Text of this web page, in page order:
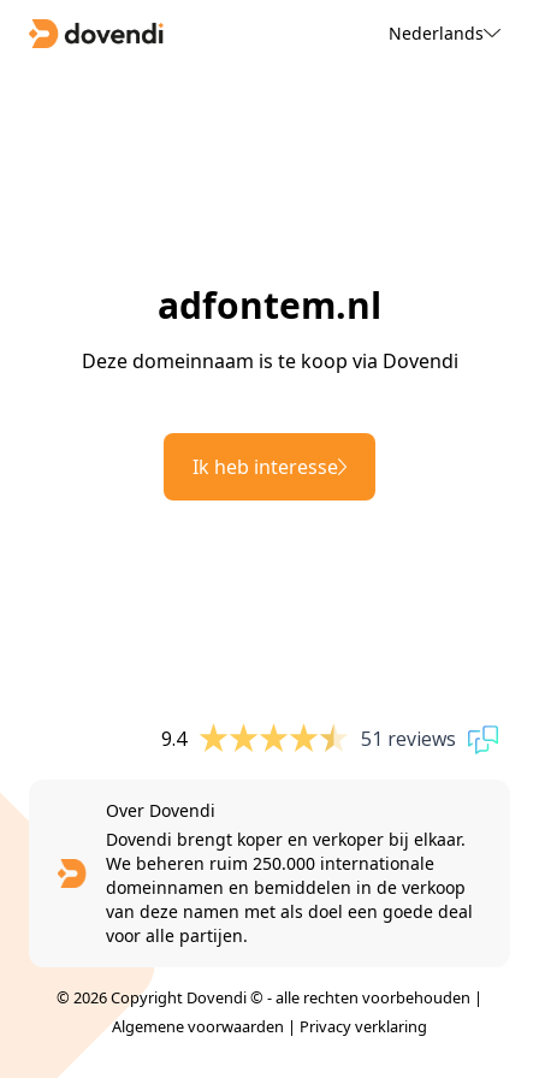
Nederlands
adfontem.nl
Deze domeinnaam is te koop via Dovendi
Ik heb interesse
9.4 51 reviews
Over Dovendi
Dovendi brengt koper en verkoper bij elkaar.
We beheren ruim 250.000 internationale
domeinnamen en bemiddelen in de verkoop
van deze namen met als doel een goede deal
voor alle partijen.
© 2026 Copyright Dovendi © - alle rechten voorbehouden |
Algemene voorwaarden | Privacy verklaring